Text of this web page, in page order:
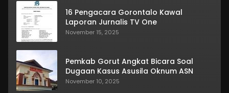
16 Pengacara Gorontalo Kawal
Laporan Jurnalis TV One
November 15, 2025
Pemkab Gorut Angkat Bicara Soal
Dugaan Kasus Asusila Oknum ASN
November 10, 2025